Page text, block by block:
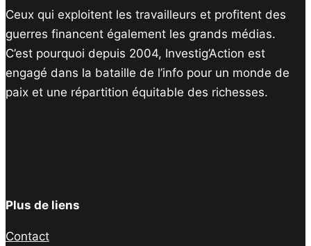
Ceux qui exploitent les travailleurs et profitent des
guerres financent également les grands médias.
C’est pourquoi depuis 2004, Investig’Action est
engagé dans la bataille de l’info pour un monde de
paix et une répartition équitable des richesses.
Plus de liens
Contact